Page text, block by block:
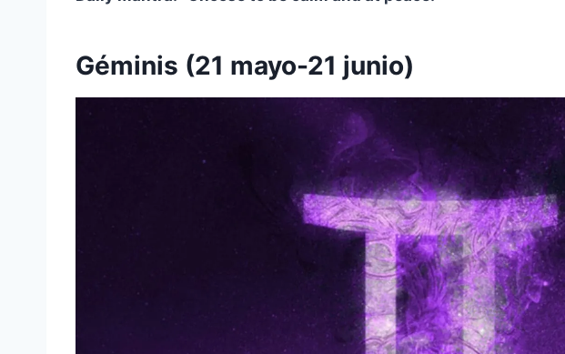
Géminis (21 mayo-21 junio)